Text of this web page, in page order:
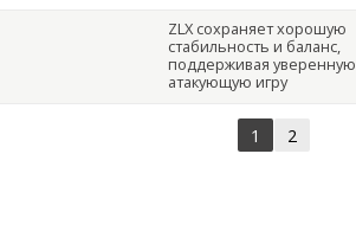
ZLX сохраняет хорошую
стабильность и баланс,
поддерживая уверенную
атакующую игру
1 2